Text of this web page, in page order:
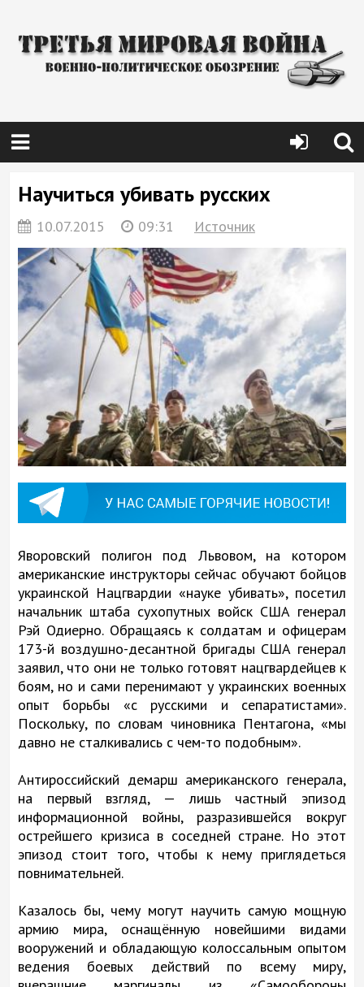
Научиться убивать русских
10.07.2015 09:31 Источник
Яворовский полигон под Львовом, на котором
американские инструкторы сейчас обучают бойцов
украинской Нацгвардии «науке убивать», посетил
начальник штаба сухопутных войск США генерал
Рэй Одиерно. Обращаясь к солдатам и офицерам
173-й воздушно-десантной бригады США генерал
заявил, что они не только готовят нацгвардейцев к
боям, но и сами перенимают у украинских военных
опыт борьбы «с русскими и сепаратистами».
Поскольку, по словам чиновника Пентагона, «мы
давно не сталкивались с чем-то подобным».
Антироссийский демарш американского генерала,
на первый взгляд, — лишь частный эпизод
информационной войны, разразившейся вокруг
острейшего кризиса в соседней стране. Но этот
эпизод стоит того, чтобы к нему приглядеться
повнимательней.
Казалось бы, чему могут научить самую мощную
армию мира, оснащённую новейшими видами
вооружений и обладающую колоссальным опытом
ведения боевых действий по всему миру,